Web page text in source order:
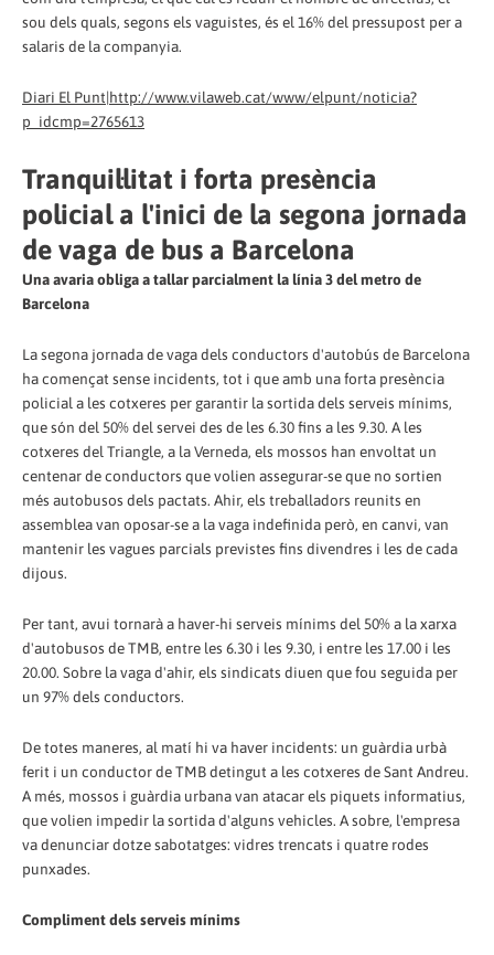
sou dels quals, segons els vaguistes, és el 16% del pressupost per a
salaris de la companyia.
Diari El Punt|http://www.vilaweb.cat/www/elpunt/noticia?
p_idcmp=2765613
Tranquil·litat i forta presència
policial a l'inici de la segona jornada
de vaga de bus a Barcelona
Una avaria obliga a tallar parcialment la línia 3 del metro de
Barcelona
La segona jornada de vaga dels conductors d'autobús de Barcelona
ha començat sense incidents, tot i que amb una forta presència
policial a les cotxeres per garantir la sortida dels serveis mínims,
que són del 50% del servei des de les 6.30 fins a les 9.30. A les
cotxeres del Triangle, a la Verneda, els mossos han envoltat un
centenar de conductors que volien assegurar-se que no sortien
més autobusos dels pactats. Ahir, els treballadors reunits en
assemblea van oposar-se a la vaga indefinida però, en canvi, van
mantenir les vagues parcials previstes fins divendres i les de cada
dijous.
Per tant, avui tornarà a haver-hi serveis mínims del 50% a la xarxa
d'autobusos de TMB, entre les 6.30 i les 9.30, i entre les 17.00 i les
20.00. Sobre la vaga d'ahir, els sindicats diuen que fou seguida per
un 97% dels conductors.
De totes maneres, al matí hi va haver incidents: un guàrdia urbà
ferit i un conductor de TMB detingut a les cotxeres de Sant Andreu.
A més, mossos i guàrdia urbana van atacar els piquets informatius,
que volien impedir la sortida d'alguns vehicles. A sobre, l'empresa
va denunciar dotze sabotatges: vidres trencats i quatre rodes
punxades.
Compliment dels serveis mínims